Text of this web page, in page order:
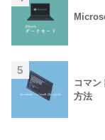
5
コマン
方法